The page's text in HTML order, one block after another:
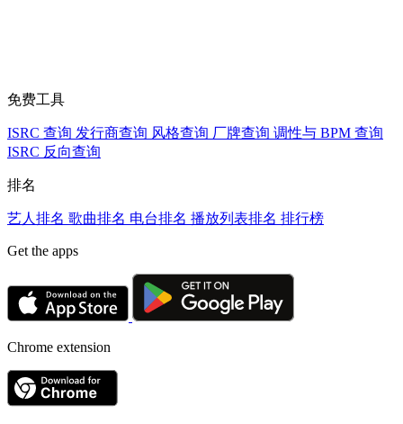
免费工具
ISRC 查询 发行商查询 风格查询 厂牌查询 调性与 BPM 查询
ISRC 反向查询
排名
艺人排名 歌曲排名 电台排名 播放列表排名 排行榜
Get the apps
Chrome extension